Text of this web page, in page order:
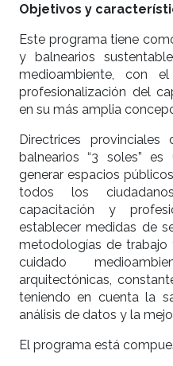
Objetivos y
Este programa tiene
y balnearios
medioambiente, con
profesionalización del
en su más amplia
Directrices
balnearios “3 soles”
generar espacios
todos los
capacitación y
establecer medidas de
metodologías de trabajo
cuidado
arquitectónicas,
teniendo en cuenta la
análisis de datos y la
El programa está